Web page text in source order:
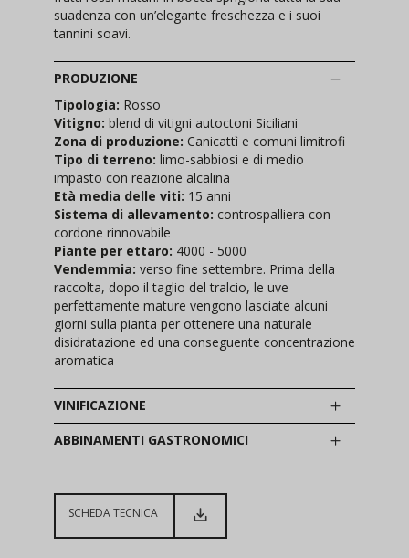
suadenza con un’elegante freschezza e i suoi
tannini soavi.
PRODUZIONE
Tipologia: Rosso
Vitigno: blend di vitigni autoctoni Siciliani
Zona di produzione: Canicattì e comuni limitrofi
Tipo di terreno: limo-sabbiosi e di medio
impasto con reazione alcalina
Età media delle viti: 15 anni
Sistema di allevamento: controspalliera con
cordone rinnovabile
Piante per ettaro: 4000 - 5000
Vendemmia: verso fine settembre. Prima della
raccolta, dopo il taglio del tralcio, le uve
perfettamente mature vengono lasciate alcuni
giorni sulla pianta per ottenere una naturale
disidratazione ed una conseguente concentrazione
aromatica
VINIFICAZIONE
ABBINAMENTI GASTRONOMICI
SCHEDA TECNICA